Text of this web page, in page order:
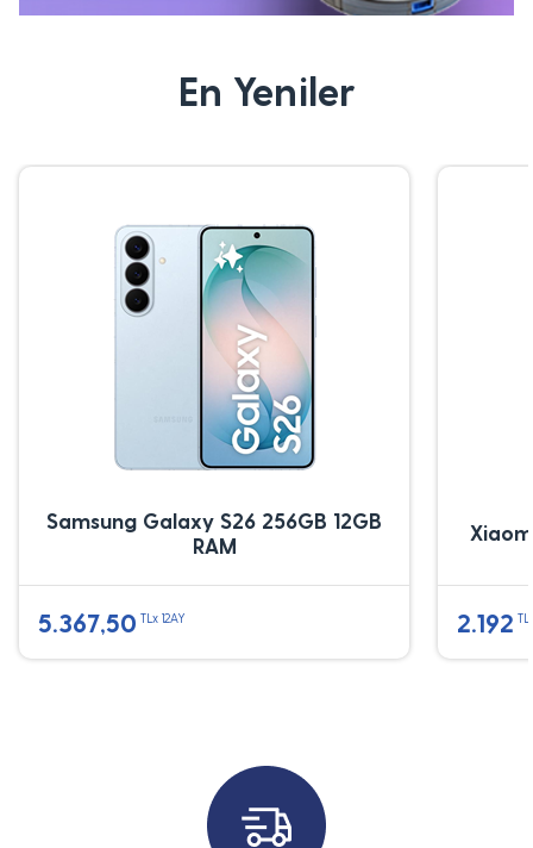
En Yeniler
Samsung Galaxy S26 256GB 12GB
RAM
5.367,50 TLx 12AY 2.192